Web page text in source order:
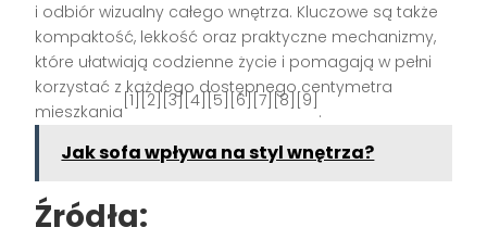
i odbiór wizualny całego wnętrza. Kluczowe są także
kompaktość, lekkość oraz praktyczne mechanizmy,
które ułatwiają codzienne życie i pomagają w pełni
korzystać z każdego dostępnego centymetra
mieszkania
[1][2][3][4][5][6][7][8][9]
.
Jak sofa wpływa na styl wnętrza?
Źródła: